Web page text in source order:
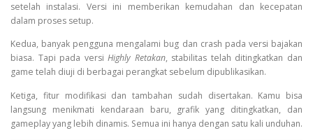
setelah instalasi. Versi ini memberikan kemudahan dan kecepatan
dalam proses setup.
Kedua, banyak pengguna mengalami bug dan crash pada versi bajakan
biasa. Tapi pada versiHighly Retakan, stabilitas telah ditingkatkan dan
game telah diuji di berbagai perangkat sebelum dipublikasikan.
Ketiga, fitur modifikasi dan tambahan sudah disertakan. Kamu bisa
langsung menikmati kendaraan baru, grafik yang ditingkatkan, dan
gameplay yang lebih dinamis. Semua ini hanya dengan satu kali unduhan.